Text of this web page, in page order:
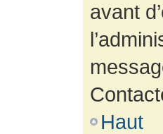
avant
Haut